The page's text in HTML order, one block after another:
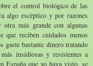
el control biológico de las
algo escéptico y por razones
más grande con algunas
que reciben cuidados menos
gaste bastante dinero tratando
insidiosas y resistentes a
España que yo haya visto, se